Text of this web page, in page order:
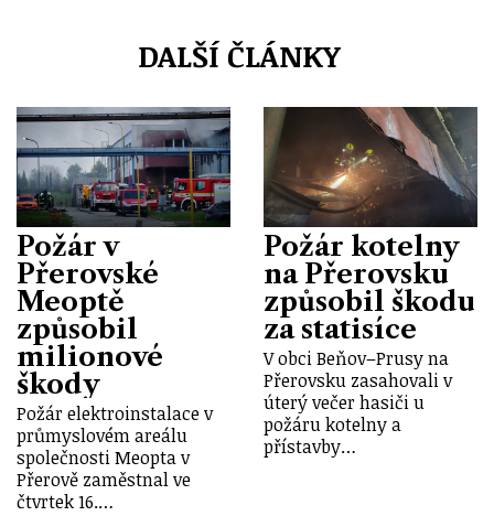
DALŠÍ ČLÁNKY
Požár v
Přerovské
Meoptě
způsobil
milionové
škody
Požár elektroinstalace v
průmyslovém areálu
společnosti Meopta v
Přerově zaměstnal ve
čtvrtek 16.…
Požár kotelny
na Přerovsku
způsobil škodu
za statisíce
V obci Beňov–Prusy na
Přerovsku zasahovali v
úterý večer hasiči u
požáru kotelny a
přístavby…